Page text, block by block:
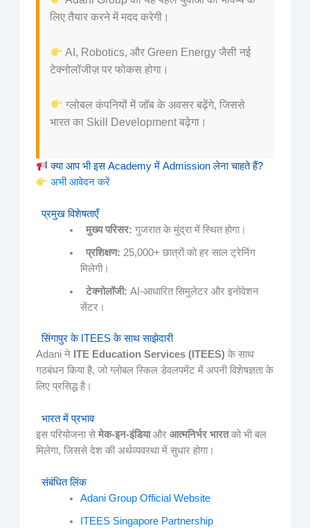
लिए तैयार करने में मदद करेगी।
AI, Robotics, और Green Energy जैसी नई
टेक्नोलॉजीज़ पर फोकस होगा।
ग्लोबल कंपनियों में जॉब के अवसर बढ़ेंगे, जिससे
भारत का Skill Development बढ़ेगा।
क्या आप भी इस Academy में Admission लेना चाहते हैं?
अभी आवेदन करें
प्रमुख विशेषताएँ
मुख्य परिसर: गुजरात के मुंद्रा में स्थित होगा।
प्रशिक्षण: 25,000+ छात्रों को हर साल ट्रेनिंग
मिलेगी।
टेक्नोलॉजी: AI-आधारित सिमुलेटर और इनोवेशन
सेंटर।
सिंगापुर के ITEES के साथ साझेदारी
Adani ने ITE Education Services (ITEES) के साथ
गठबंधन किया है, जो ग्लोबल स्किल डेवलपमेंट में अपनी विशेषज्ञता के
लिए प्रसिद्ध है।
भारत में प्रभाव
इस परियोजना सेमेक-इन-इंडियाऔरआत्मनिर्भर भारतको भी बल
मिलेगा, जिससे देश की अर्थव्यवस्था में सुधार होगा।
संबंधित लिंक
Adani Group Official Website
ITEES Singapore Partnership